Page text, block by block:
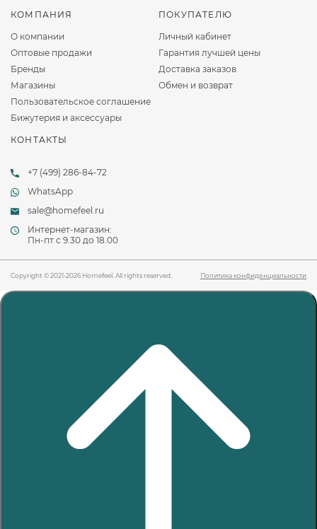
КОМПАНИЯ
О компании
Оптовые продажи
Бренды
Магазины
Пользовательское соглашение
Бижутерия и аксессуары
ПОКУПАТЕЛЮ
Личный кабинет
Гарантия лучшей цены
Доставка заказов
Обмен и возврат
КОНТАКТЫ
+7 (499) 286-84-72
WhatsApp
sale@homefeel.ru
Интернет-магазин:
Пн-пт c 9.30 до 18.00
Copyright © 2021-2026 Homefeel. All rights reserved. Политика конфиденциальности